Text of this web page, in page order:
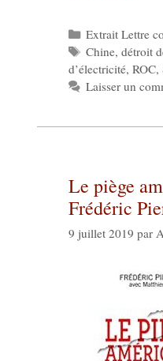
Catégories
Extrait Lettre
Étiquettes
Chine,détroit
d’électricité, ROC,
Laisser un
Le piège
Frédéric
9 juillet 2019 par